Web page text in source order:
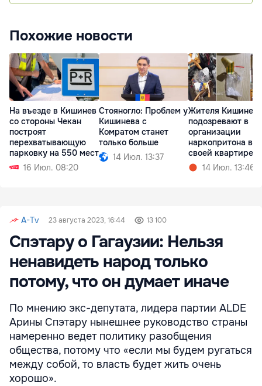
Похожие новости
На въезде в Кишинев
со стороны Чекан
построят
перехватывающую
парковку на 550 мест
16 Июл. 08:20
Стояногло: Проблем у
Кишинева с
Комратом станет
только больше
14 Июл. 13:37
Жителя Кишинева
подозревают в
организации
наркопритона в
своей квартире
14 Июл. 13:46
A-Tv 23 августа 2023, 16:44 13 100
Спэтару о Гагаузии: Нельзя
ненавидеть народ только
потому, что он думает иначе
По мнению экс-депутата, лидера партии ALDE
Арины Спэтару нынешнее руководство страны
намеренно ведет политику разобщения
общества, потому что «если мы будем ругаться
между собой, то власть будет жить очень
хорошо».